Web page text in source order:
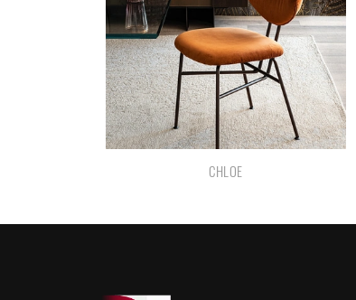
CHLOE